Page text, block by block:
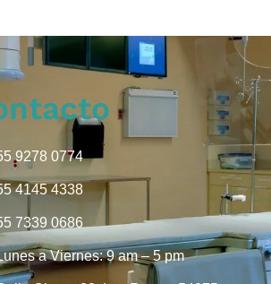
9278 0774
4145 4338
7339 0686
a Viernes: 9 am – 5 pm